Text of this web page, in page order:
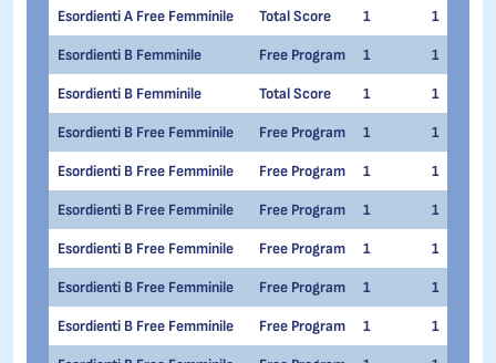
Esordienti A Free Femminile Total Score 1 1
Esordienti B Femminile Free Program 1 1
Esordienti B Femminile Total Score 1 1
Esordienti B Free Femminile Free Program 1 1
Esordienti B Free Femminile Free Program 1 1
Esordienti B Free Femminile Free Program 1 1
Esordienti B Free Femminile Free Program 1 1
Esordienti B Free Femminile Free Program 1 1
Esordienti B Free Femminile Free Program 1 1